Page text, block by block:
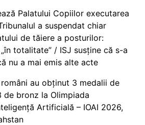
Palatului Copiilor executarea
a suspendat chiar
de tăiere a posturilor:
totalitate” / ISJ susține că s-a
nu a mai emis alte acte
români au obținut 3 medalii de
de bronz la Olimpiada
Artificială – IOAI 2026,